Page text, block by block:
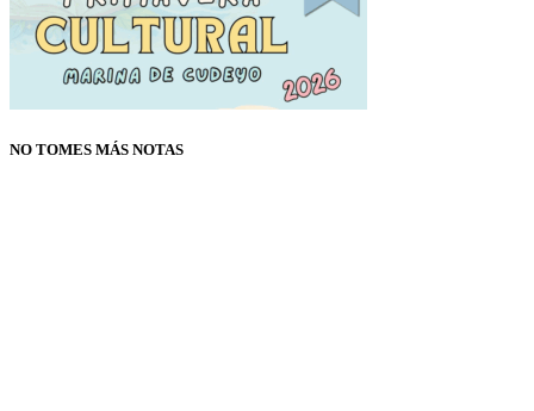
NO TOMES MÁS NOTAS